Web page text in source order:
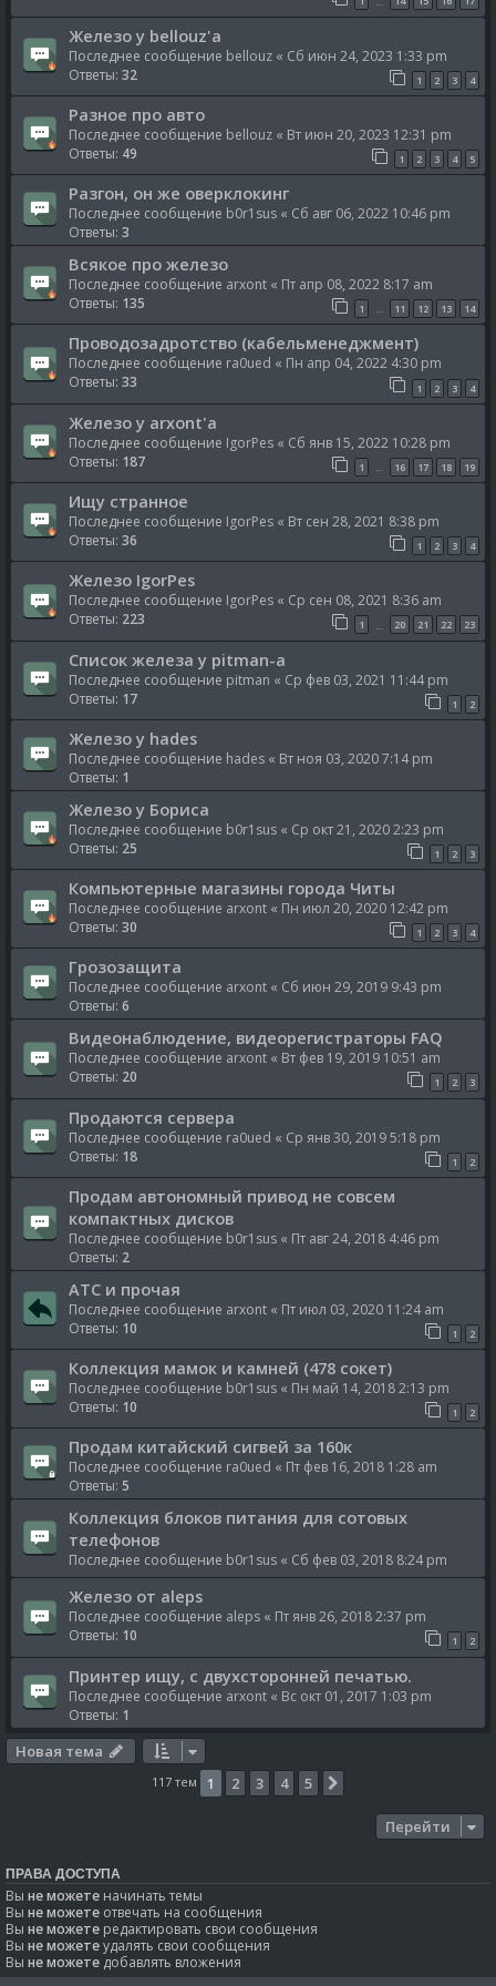
Железо у bellouz'a
Последнее сообщение bellouz « Сб июн 24, 2023 1:33 pm
Ответы: 32 1 2 3 4
Разное про авто
Последнее сообщение bellouz « Вт июн 20, 2023 12:31 pm
Ответы: 49 1 2 3 4 5
Разгон, он же оверклокинг
Последнее сообщение b0r1sus « Сб авг 06, 2022 10:46 pm
Ответы: 3
Всякое про железо
Последнее сообщение arxont « Пт апр 08, 2022 8:17 am
Ответы: 135 1 … 11 12 13 14
Проводозадротство (кабельменеджмент)
Последнее сообщение ra0ued « Пн апр 04, 2022 4:30 pm
Ответы: 33 1 2 3 4
Железо у arxont'а
Последнее сообщение IgorPes « Сб янв 15, 2022 10:28 pm
Ответы: 187 1 … 16 17 18 19
Ищу странное
Последнее сообщение IgorPes « Вт сен 28, 2021 8:38 pm
Ответы: 36 1 2 3 4
Железо IgorPes
Последнее сообщение IgorPes « Ср сен 08, 2021 8:36 am
Ответы: 223 1 20 21 22 23
Список железа у pitman-a
Последнее сообщение pitman « Ср фев 03, 2021 11:44 pm
Ответы: 17 1 2
Железо у hades
Последнее сообщение hades « Вт ноя 03, 2020 7:14 pm
Ответы: 1
Железо у Бориса
Последнее сообщение b0r1sus « Ср окт 21, 2020 2:23 pm
Ответы: 25 1 2 3
Компьютерные магазины города Читы
Последнее сообщение arxont « Пн июл 20, 2020 12:42 pm
Ответы: 30 1 2 3 4
Грозозащита
Последнее сообщение arxont « Сб июн 29, 2019 9:43 pm
Ответы: 6
Видеонаблюдение, видеорегистраторы FAQ
Последнее сообщение arxont « Вт фев 19, 2019 10:51 am
Ответы: 20 1 2 3
Продаются сервера
Последнее сообщение ra0ued « Ср янв 30, 2019 5:18 pm
Ответы: 18 1 2
Продам автономный привод не совсем
компактных дисков
Последнее сообщение b0r1sus « Пт авг 24, 2018 4:46 pm
Ответы: 2
ATC и прочая
Последнее сообщение arxont « Пт июл 03, 2020 11:24 am
Ответы: 10 1 2
Коллекция мамок и камней (478 сокет)
Последнее сообщение b0r1sus « Пн май 14, 2018 2:13 pm
Ответы: 10 1 2
Продам китайский сигвей за 160к
Последнее сообщение ra0ued « Пт фев 16, 2018 1:28 am
Ответы: 5
Коллекция блоков питания для сотовых
телефонов
Последнее сообщение b0r1sus « Сб фев 03, 2018 8:24 pm
Железо от aleps
Последнее сообщение aleps « Пт янв 26, 2018 2:37 pm
Ответы: 10 1 2
Принтер ищу, с двухсторонней печатью.
Последнее сообщение arxont « Вс окт 01, 2017 1:03 pm
Ответы: 1
Новая тема
117 тем 1 2 3 4 5
Перейти
ПРАВА ДОСТУПА
Вы не можете начинать темы
Вы не можете отвечать на сообщения
Вы не можете редактировать свои сообщения
Вы не можетеудалять свои сообщения
Вы не можете добавлять вложения